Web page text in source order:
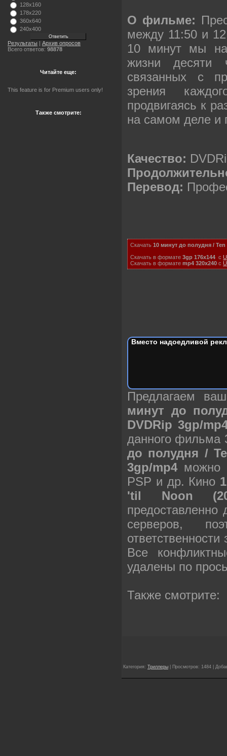
128x160
178x220
360x640
240x400
Результаты | Архив опросов
Всего ответов: 98878
Читайте еще:
This feature is for Premium users only!
Также смотрите:
О фильме:
между 11:50 и
10 минут мы
жизни десяти
связанных с
зрения
продвигаясь к
на самом деле
Качество:
Перевод:
Скачать 10 минут до полудня /
Скачать в формате 3gp 176x144 с
Скачать в формате mp4 320x240 с
Вместо надоедливой
Предлагаем
минут до
DVDRip 3gp/
данного фильма
до полудня /
3gp/mp4 можно
PSP и др. Кино
'til Noon
серверов,
Все
удалены по
Также смотрите:
Категория: Триллеры | Просмотров: 1484 |